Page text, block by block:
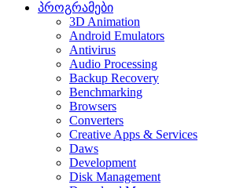
პროგრამები
3D Animation
Android Emulators
Antivirus
Audio Processing
Backup Recovery
Benchmarking
Browsers
Converters
Creative Apps & Services
Daws
Development
Disk Management